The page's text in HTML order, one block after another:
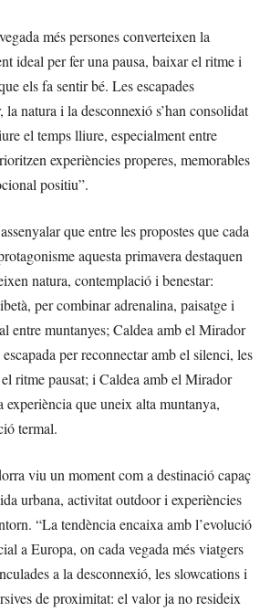
més persones converteixen la
ideal per fer una pausa, baixar el ritme i
els fa sentir bé. Les escapades
la natura i la desconnexió s’han consolidat
el temps lliure, especialment entre
experiències properes, memorables
positiu”.
que entre les propostes que cada
aquesta primavera destaquen
natura, contemplació i benestar:
per combinar adrenalina, paisatge i
entre muntanyes; Caldea amb el Mirador
per reconnectar amb el silenci, les
ritme pausat; i Caldea amb el Mirador
experiència que uneix alta muntanya,
termal.
viu un moment com a destinació capaç
urbana, activitat outdoor i experiències
“La tendència encaixa amb l’evolució
a Europa, on cada vegada més viatgers
a la desconnexió, les slowcations i
de proximitat: el valor ja no resideix